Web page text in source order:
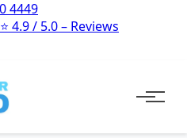
4449
⭐ 4.9 / 5.0 – Reviews